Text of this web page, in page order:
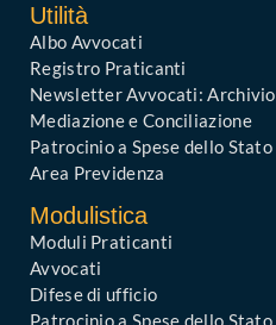
Utilità
Albo Avvocati
Registro Praticanti
Newsletter Avvocati: Archivio
Mediazione e Conciliazione
Patrocinio a Spese dello Stato
Area Previdenza
Modulistica
Moduli Praticanti
Avvocati
Difese di ufficio
Patrocinio a Spese dello Stato